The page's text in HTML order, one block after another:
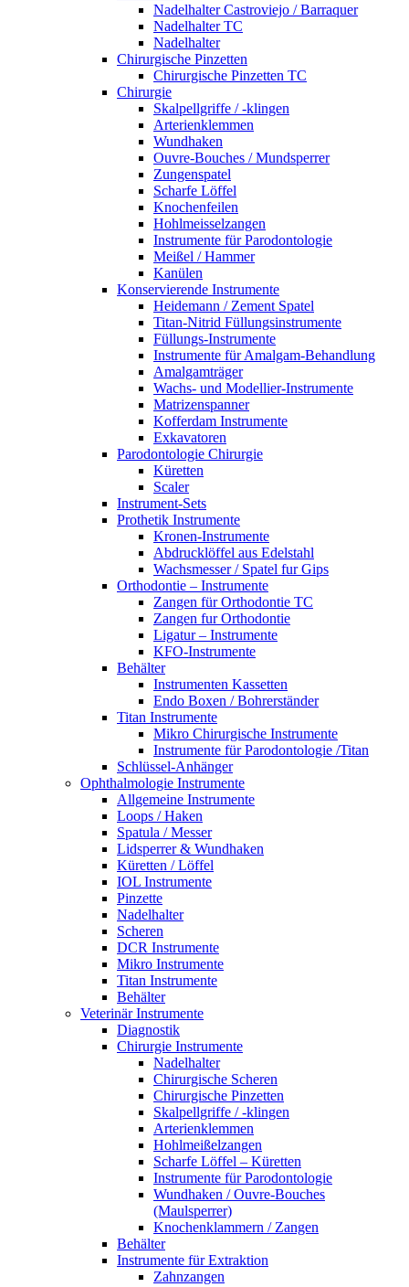
Nadelhalter Castroviejo / Barraquer
Nadelhalter TC
Nadelhalter
Chirurgische Pinzetten
Chirurgische Pinzetten TC
Chirurgie
Skalpellgriffe / -klingen
Arterienklemmen
Wundhaken
Ouvre-Bouches / Mundsperrer
Zungenspatel
Scharfe Löffel
Knochenfeilen
Hohlmeisselzangen
Instrumente für Parodontologie
Meißel / Hammer
Kanülen
Konservierende Instrumente
Heidemann / Zement Spatel
Titan-Nitrid Füllungsinstrumente
Füllungs-Instrumente
Instrumente für Amalgam-Behandlung
Amalgamträger
Wachs- und Modellier-Instrumente
Matrizenspanner
Kofferdam Instrumente
Exkavatoren
Parodontologie Chirurgie
Küretten
Scaler
Instrument-Sets
Prothetik Instrumente
Kronen-Instrumente
Abdrucklöffel aus Edelstahl
Wachsmesser / Spatel fur Gips
Orthodontie – Instrumente
Zangen für Orthodontie TC
Zangen fur Orthodontie
Ligatur – Instrumente
KFO-Instrumente
Behälter
Instrumenten Kassetten
Endo Boxen / Bohrerständer
Titan Instrumente
Mikro Chirurgische Instrumente
Instrumente für Parodontologie /Titan
Schlüssel-Anhänger
Ophthalmologie Instrumente
Allgemeine Instrumente
Loops / Haken
Spatula / Messer
Lidsperrer & Wundhaken
Küretten / Löffel
IOL Instrumente
Pinzette
Nadelhalter
Scheren
DCR Instrumente
Mikro Instrumente
Titan Instrumente
Behälter
Veterinär Instrumente
Diagnostik
Chirurgie Instrumente
Nadelhalter
Chirurgische Scheren
Chirurgische Pinzetten
Skalpellgriffe / -klingen
Arterienklemmen
Hohlmeißelzangen
Scharfe Löffel – Küretten
Instrumente für Parodontologie
Wundhaken / Ouvre-Bouches
(Maulsperrer)
Knochenklammern / Zangen
Behälter
Instrumente für Extraktion
Zahnzangen